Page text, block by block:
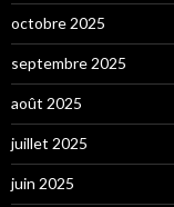
octobre 2025
septembre 2025
août 2025
juillet 2025
juin 2025